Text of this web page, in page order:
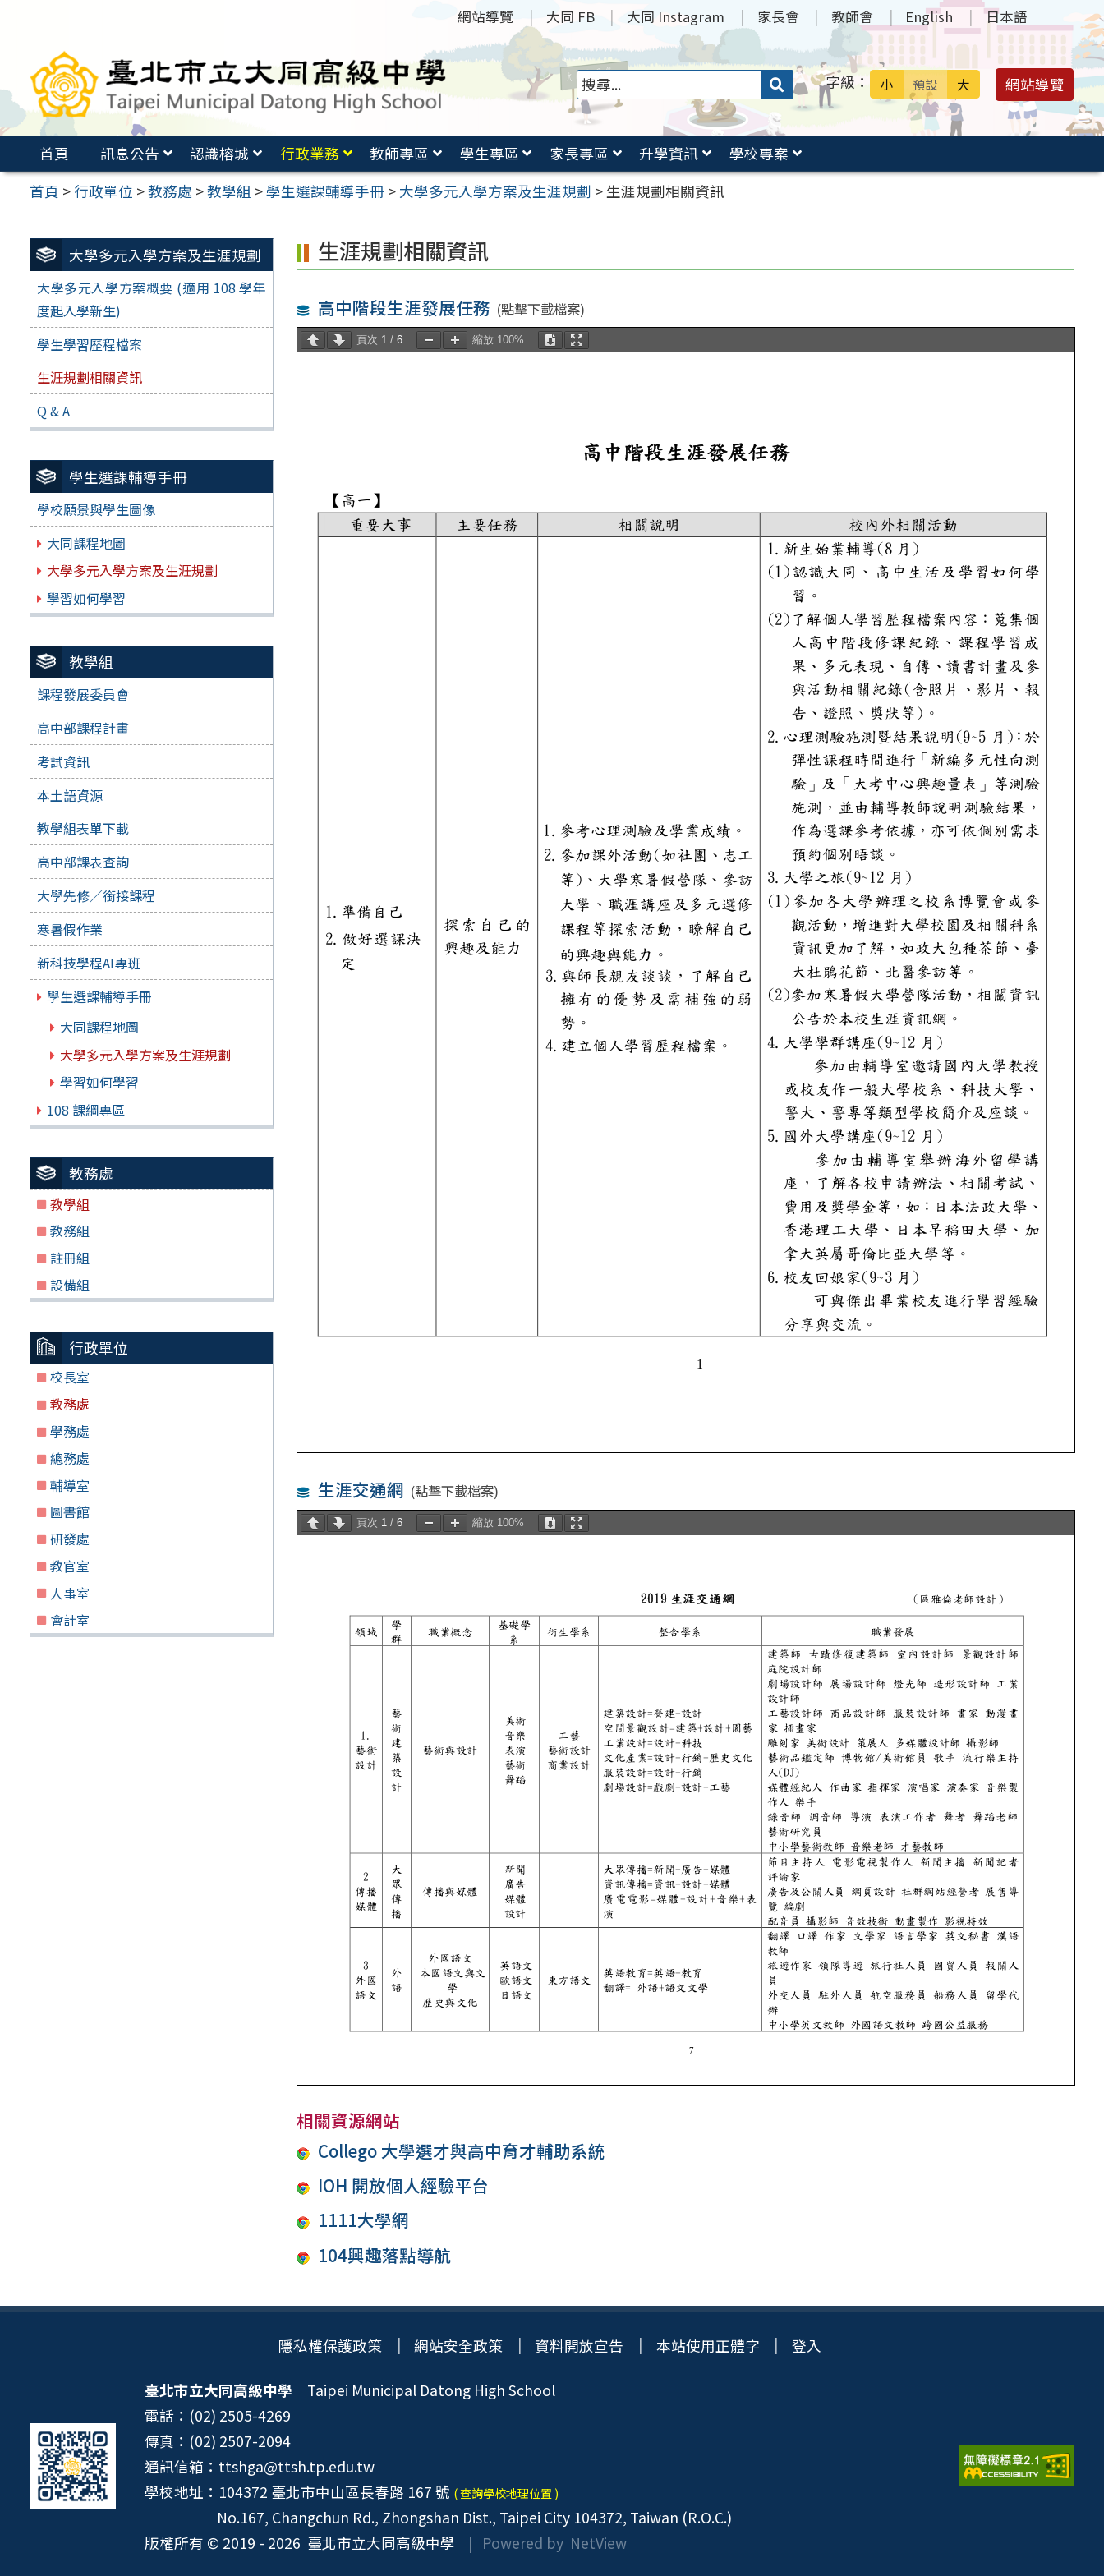
要
容
網站導覽 大同 FB 大同 Instagram 家長會 教師會 English 日本語
搜
送出 字級： 小 預設 大 網站導覽
首頁 訊息公告 認識榕城 行政業務 教師專區 學生專區 家長專區 升學資訊
學校專案
首頁 > 行政單位 >教務處 >教學組 >學生選課輔導手冊 > 大學多元入學方案及生涯規劃 >生涯規劃相關資訊
大學多元入學方案及生涯規劃
大學多元入學方案概要 (適用 108 學年
度起入學新生)
學生學習歷程檔案
生涯規劃相關資訊
Q & A
學生選課輔導手冊
學校願景與學生圖像
大同課程地圖
大學多元入學方案及生涯規劃
學習如何學習
教學組
課程發展委員會
高中部課程計畫
考試資訊
本土語資源
教學組表單下載
高中部課表查詢
大學先修／銜接課程
寒暑假作業
新科技學程AI專班
學生選課輔導手冊
大同課程地圖
大學多元入學方案及生涯規劃
學習如何學習
108 課綱專區
教務處
教學組
教務組
註冊組
設備組
行政單位
校長室
教務處
學務處
總務處
輔導室
圖書館
研發處
教官室
人事室
會計室
生涯規劃相關資訊
高中階段生涯發展任務 (點擊下載檔案)
頁次 1 /6 縮放 100%
生涯交通網 (點擊下載檔案)
頁次 1 /6 縮放 100%
相關資源網站
Collego 大學選才與高中育才輔助系統
IOH 開放個人經驗平台
1111大學網
104興趣落點導航
隱私權保護政策 網站安全政策 資料開放宣告 本站使用正體字 登入
臺北市立大同高級中學 Taipei Municipal Datong High School
電話：(02) 2505-4269
傳真：(02) 2507-2094
通訊信箱：ttshga@ttsh.tp.edu.tw
學校地址：104372 臺北市中山區長春路 167 號 ( 查詢學校地理位置 )
No.167, Changchun Rd., Zhongshan Dist., Taipei City 104372, Taiwan (R.O.C.)
版權所有 © 2019 - 2026 臺北市立大同高級中學 | Powered by NetView